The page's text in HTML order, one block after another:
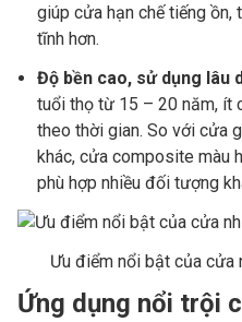
giúp cửa hạn chế tiếng
tĩnh hơn.
Độ bền cao, sử dụng lâu
tuổi thọ từ 15 – 20 năm, ít
theo thời gian. So với cửa
khác, cửa composite màu
phù hợp nhiều đối tượng
Ưu điểm nổi bật của cửa
Ứng dụng nổi trội